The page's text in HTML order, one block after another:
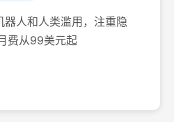
器人和人类滥用，注重隐
费从99美元起